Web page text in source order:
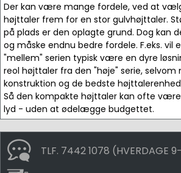
Der kan være mange fordele, ved at
højttaler frem for en stor gulvhøjttaler.
på plads er den oplagte grund. Dog kan
og måske endnu bedre fordele. F.eks. vil
"mellem" serien typisk være en dyre
reol højttaler fra den "høje" serie,
konstruktion og de bedste
Så den kompakte højttaler kan ofte
lyd - uden at ødelægge budgettet.
TLF. 7442 1078 (HVERDAGE